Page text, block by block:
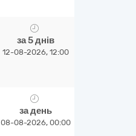
за 5 днів
12-08-2026, 12:00
за день
08-08-2026, 00:00